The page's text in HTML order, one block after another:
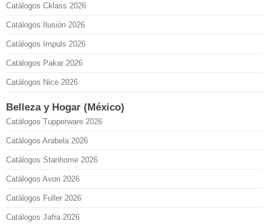
Catálogos Cklass 2026
Catálogos Ilusión 2026
Catálogos Impuls 2026
Catálogos Pakar 2026
Catálogos Nice 2026
Belleza y Hogar (México)
Catálogos Tupperware 2026
Catálogos Arabela 2026
Catálogos Stanhome 2026
Catálogos Avon 2026
Catálogos Fuller 2026
Catálogos Jafra 2026